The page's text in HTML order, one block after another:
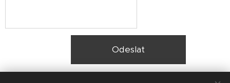
Odeslat